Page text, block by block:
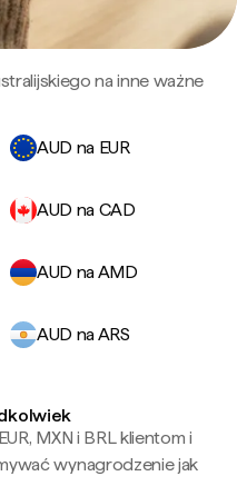
na inne ważne
AUD na EUR
AUD na CAD
AUD na AMD
AUD na ARS
MXN i BRL klientom i
wynagrodzenie jak